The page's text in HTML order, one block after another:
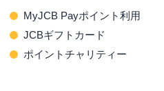
MyJCB Payポイント利用
JCBギフトカード
ポイントチャリティー